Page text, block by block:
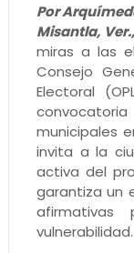
Por
Misantla,
miras a las
Consejo
Electoral
municipales
invita a la
activa del
garantiza un
vulnerabilidad.